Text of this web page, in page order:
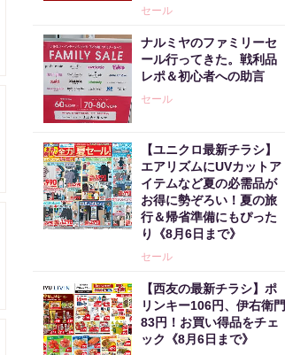
セール
ナルミヤのファミリーセ
ール行ってきた。戦利品
レポ＆初心者への助言
セール
【ユニクロ最新チラシ】
エアリズムにUVカットア
イテムなど夏の必需品が
お得に勢ぞろい！夏の旅
行＆帰省準備にもぴった
り《8月6日まで》
セール
【西友の最新チラシ】ポ
リンキー106円、伊右衛門
83円！お買い得品をチェ
ック《8月6日まで》